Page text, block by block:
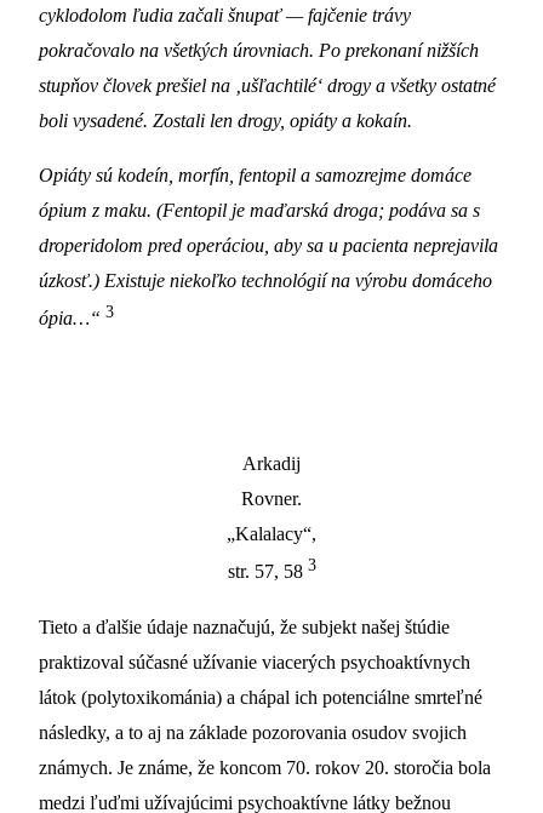
cyklodolom ľudia začali šnupať — fajčenie trávy
pokračovalo na všetkých úrovniach. Po prekonaní nižších
stupňov človek prešiel na ‚ušľachtilé‘ drogy a všetky ostatné
boli vysadené. Zostali len drogy, opiáty a kokaín.
Opiáty sú kodeín, morfín, fentopil a samozrejme domáce
ópium z maku. (Fentopil je maďarská droga; podáva sa s
droperidolom pred operáciou, aby sa u pacienta neprejavila
úzkosť.) Existuje niekoľko technológií na výrobu domáceho
ópia…“ 3
Arkadij
Rovner.
„Kalalacy“,
str. 57, 58 3
Tieto a ďalšie údaje naznačujú, že subjekt našej štúdie
praktizoval súčasné užívanie viacerých psychoaktívnych
látok (polytoxikománia) a chápal ich potenciálne smrteľné
následky, a to aj na základe pozorovania osudov svojich
známych. Je známe, že koncom 70. rokov 20. storočia bola
medzi ľuďmi užívajúcimi psychoaktívne látky bežnou